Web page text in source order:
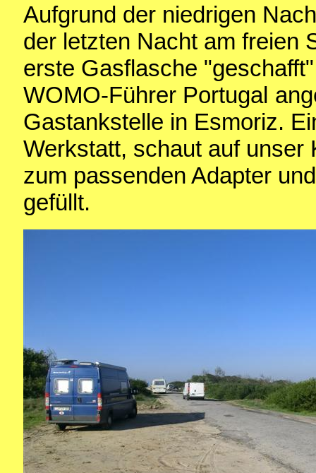
Aufgrund der niedrigen
der letzten Nacht am freien
erste Gasflasche
WOMO-Führer Portugal
Gastankstelle in Esmoriz.
Werkstatt, schaut auf unser
zum passenden Adapter
gefüllt.